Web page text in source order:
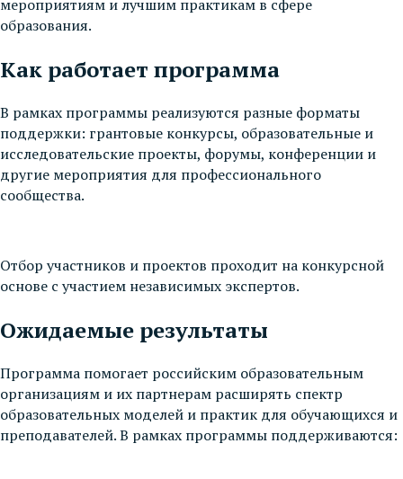
мероприятиям и лучшим практикам в сфере
образования.
Как работает программа
В рамках программы реализуются разные форматы
поддержки: грантовые конкурсы, образовательные и
исследовательские проекты, форумы, конференции и
другие мероприятия для профессионального
сообщества.
Отбор участников и проектов проходит на конкурсной
основе с участием независимых экспертов.
Ожидаемые результаты
Программа помогает российским образовательным
организациям и их партнерам расширять спектр
образовательных моделей и практик для обучающихся и
преподавателей. В рамках программы поддерживаются: